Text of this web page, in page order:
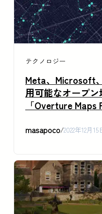
テクノロジー
Meta、Microsoft
用可能なオープ
「Overture
masapoco/2022年12月15